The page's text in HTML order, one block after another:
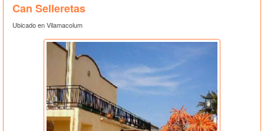
Can Selleretas
Ubicado en Vilamacolum